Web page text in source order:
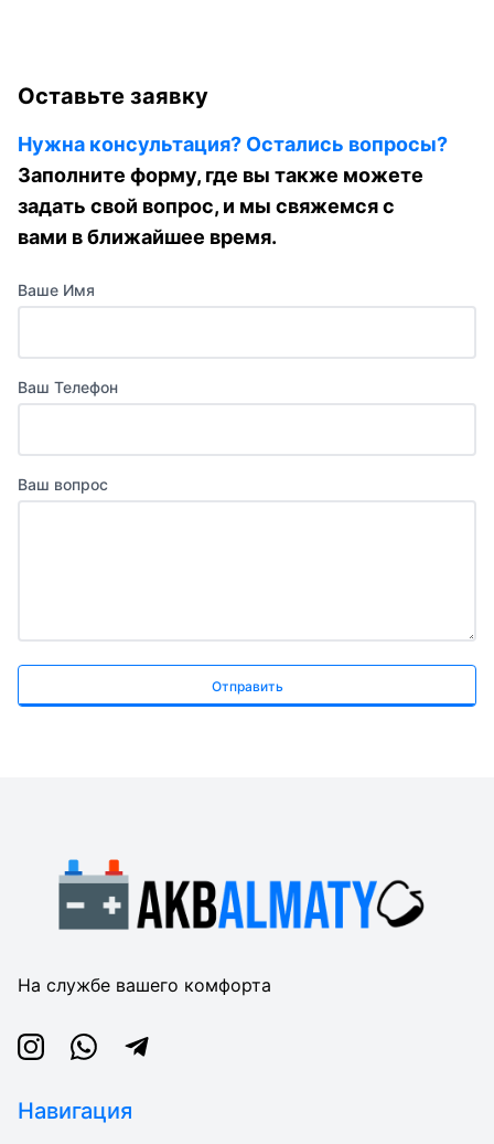
Оставьте заявку
Нужна консультация? Остались вопросы?
Заполните форму, где вы также можете
задать свой вопрос, и мы свяжемся с
вами в ближайшее время.
Ваше Имя
Ваш Телефон
Ваш вопрос
Отправить
На службе вашего комфорта
InstagramWhatsappTelegram
Навигация